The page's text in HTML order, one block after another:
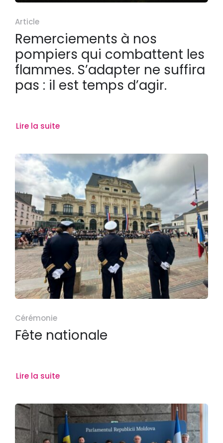
Article
Remerciements à nos
pompiers qui combattent les
flammes. S’adapter ne suffira
pas : il est temps d’agir.
Lire la suite
Cérémonie
Fête nationale
Lire la suite